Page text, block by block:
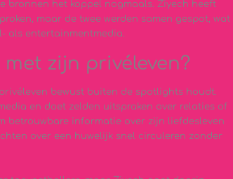
bronnen het koppel nogmaals. Ziyech heeft
maar de twee werden samen gespot, wat
als entertainmentmedia.
zijn privéleven?
bewust buiten de spotlights houdt.
en doet zelden uitspraken over relaties of
betrouwbare informatie over zijn liefdesleven
over een huwelijk snel circuleren zonder